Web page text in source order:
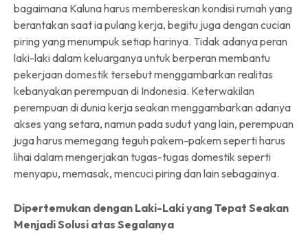
bagaimana Kaluna harus membereskan kondisi rumah yang
berantakan saat ia pulang kerja, begitu juga dengan cucian
piring yang menumpuk setiap harinya. Tidak adanya peran
laki-laki dalam keluarganya untuk berperan membantu
pekerjaan domestik tersebut menggambarkan realitas
kebanyakan perempuan di Indonesia. Keterwakilan
perempuan di dunia kerja seakan menggambarkan adanya
akses yang setara, namun pada sudut yang lain, perempuan
juga harus memegang teguh pakem-pakem seperti harus
lihai dalam mengerjakan tugas-tugas domestik seperti
menyapu, memasak, mencuci piring dan lain sebagainya.
Dipertemukan dengan Laki-Laki yang Tepat Seakan
Menjadi Solusi atas Segalanya